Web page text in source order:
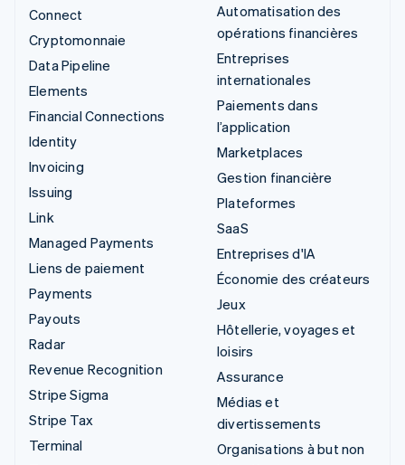
Connect
Cryptomonnaie
Data Pipeline
Elements
Financial Connections
Identity
Invoicing
Issuing
Link
Managed Payments
Liens de paiement
Payments
Payouts
Radar
Revenue Recognition
Stripe Sigma
Stripe Tax
Terminal
Automatisation des
opérations financières
Entreprises
internationales
Paiements dans
l’application
Marketplaces
Gestion financière
Plateformes
SaaS
Entreprises d'IA
Économie des créateurs
Jeux
Hôtellerie, voyages et
loisirs
Assurance
Médias et
divertissements
Organisations à but non